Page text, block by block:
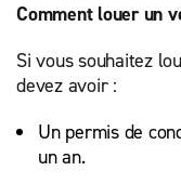
Comment louer un
Si vous souhaitez
devez avoir :
Un permis de
un an.